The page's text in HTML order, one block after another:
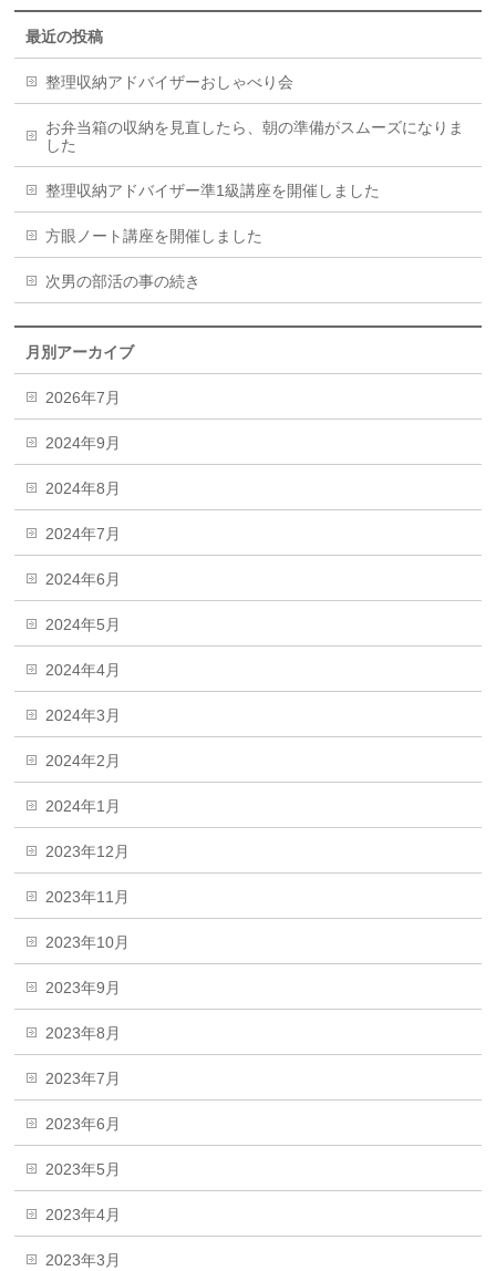
最近の投稿
整理収納アドバイザーおしゃべり会
お弁当箱の収納を見直したら、朝の準備がスムーズになりま
した
整理収納アドバイザー準1級講座を開催しました
方眼ノート講座を開催しました
次男の部活の事の続き
月別アーカイブ
2026年7月
2024年9月
2024年8月
2024年7月
2024年6月
2024年5月
2024年4月
2024年3月
2024年2月
2024年1月
2023年12月
2023年11月
2023年10月
2023年9月
2023年8月
2023年7月
2023年6月
2023年5月
2023年4月
2023年3月